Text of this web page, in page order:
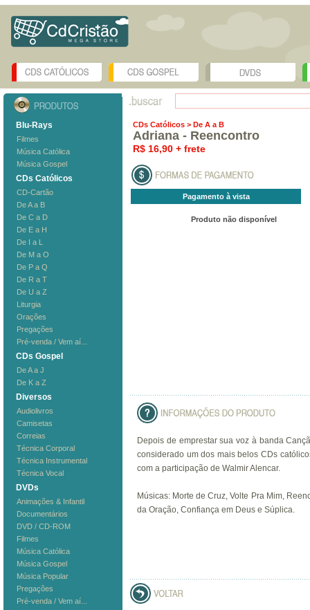
Blu-Rays
Filmes
Música Católica
Música Gospel
CDs Católicos
CD-Cartão
De A a B
De C a D
De E a H
De I a L
De M a O
De P a Q
De R a T
De U a Z
Liturgia
Orações
Pregações
Pré-venda / Vem aí...
CDs Gospel
De A a J
De K a Z
Diversos
Audiolivros
Camisetas
Correias
Técnica Corporal
Técnica Instrumental
Técnica Vocal
DVDs
Animações & Infantil
Documentários
DVD / CD-ROM
Filmes
Música Católica
Música Gospel
Música Popular
Pregações
Pré-venda / Vem aí...
CDs Católicos > De A a B
Adriana - Reencontro
R$ 16,90 + frete
Pagamento à vista
Produto não disponível
Depois de emprestar sua voz à banda
considerado um dos mais belos CDs
com a participação de Walmir Alencar.
Músicas: Morte de Cruz, Volte Pra Mim,
da Oração, Confiança em Deus e Súplica.